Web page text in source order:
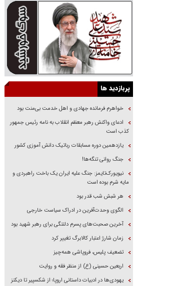
پربازدید ها
خواهرم فرمانده جهادی و اهل خدمت بی‌منت بود
ادعای واکنش رهبر معظم انقلاب به نامه رئیس جمهور
کذب است
یازدهمین دوره مسابقات رباتیک دانش آموزی کشور
جنگ روانی تنگه‌ها!
نیویورک‌تایمز: جنگ علیه ایران یک باخت راهبردی و
مایه شرم بوده است
هر شبش شب قدر بود
الگوی وحدت‌آفرین در ادراک سیاست خارجی
آخرین صحبت‌های پسرم دلتنگی برای رهبر شهید بود
زمان شارژ اعتبار کالابرگ تغییر کرد
تضعیف پلیس، فروپاشی همه‌چیز
اربعین حسینی (ع) از منظر فقه و روایت
یهودی‌ها در ادبیات داستانی اروپا؛ از شکسپیر تا دیکنز